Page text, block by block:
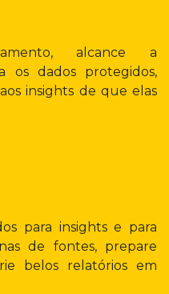
alcance a
os dados protegidos,
insights de que elas
para insights e para
de fontes, prepare
belos relatórios em